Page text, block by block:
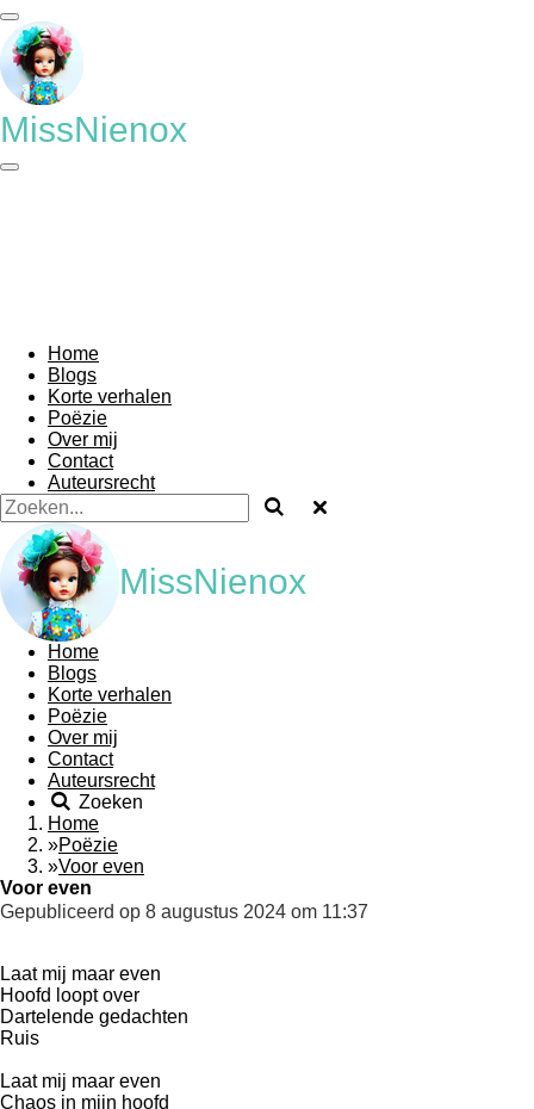
Ga
direct
naar
de
hoofdinhoud
MissNienox
Home
Blogs
Korte verhalen
Poëzie
Over mij
Contact
Auteursrecht
MissNienox
Home
Blogs
Korte verhalen
Poëzie
Over mij
Contact
Auteursrecht
Zoeken
Home
»Poëzie
»Voor even
Voor even
Gepubliceerd op 8 augustus 2024 om 11:37
Laat mij maar even
Hoofd loopt over
Dartelende gedachten
Ruis
Laat mij maar even
Chaos in mijn hoofd